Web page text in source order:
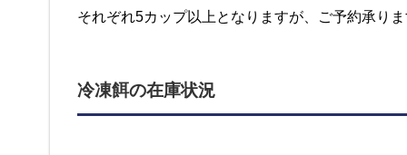
それぞれ5カップ以上となりますが、ご予約承りま
冷凍餌の在庫状況